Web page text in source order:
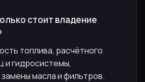
стоит владение
топлива, расчётного
и гидросистемы,
масла и фильтров.